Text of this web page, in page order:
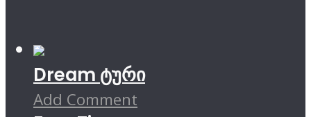
Dream ტური
Add Comment